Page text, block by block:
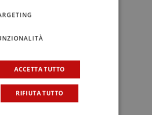
italiana. Accademia Maestri
costante confronto aperto ed
gruppo.
i 59 Maestri Pasticceri AMPI:
ACCETTA TUTTO
RIFIUTA TUTTO